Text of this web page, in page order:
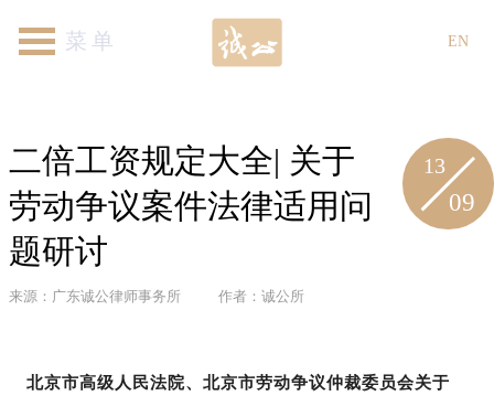
首页
关于我们
律师团队
专业领域
新闻资讯
各地机构
加入我们
联系我们 EN
二倍工资规定大全| 关于
劳动争议案件法律适用问
题研讨
来源：广东诚公律师事务所 作者：诚公所
13
09
北京市高级人民法院、北京市劳动争议仲裁委员会关于